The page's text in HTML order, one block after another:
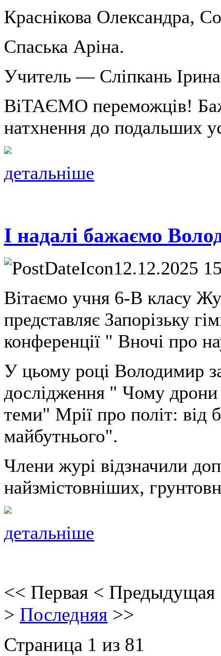
Краснікова Олександра,
Спаська Аріна.
Учитель — Сліпкань
ВіТАЄМО переможців!
натхнення до подальших
детальніше
І надалі бажаємо
12.12.2025
Вітаємо учня 6-В класу
представляє Запорізьку
конференції " Вночі про
У цьому році Володимир
дослідження " Чому
теми" Мрії про політ: від
майбутнього".
Члени журі відзначили
найзмістовніших,
детальніше
<< Первая < Предыдущая
> Последняя >>
Страница 1 из 81